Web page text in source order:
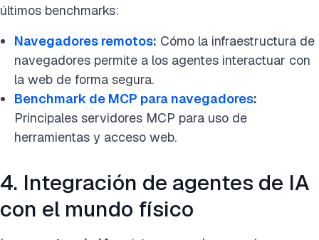
últimos benchmarks:
Navegadores remotos: Cómo la infraestructura de
navegadores permite a los agentes interactuar con
la web de forma segura.
Benchmark de MCP para navegadores:
Principales servidores MCP para uso de
herramientas y acceso web.
4. Integración de agentes de IA
con el mundo físico